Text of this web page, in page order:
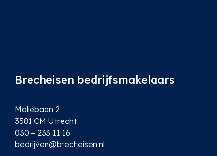
Brecheisen bedrijfsmakelaars
Maliebaan 2
3581 CM Utrecht
030 – 233 11 16
bedrijven@brecheisen.nl